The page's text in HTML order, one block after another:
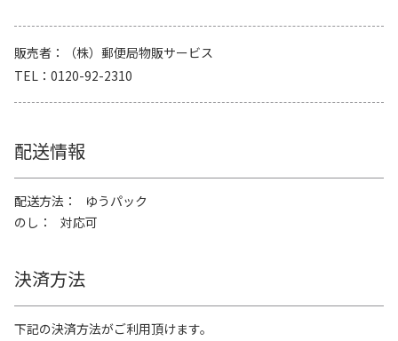
販売者
（株）郵便局物販サービス
TEL
0120-92-2310
配送情報
配送方法
ゆうパック
のし
対応可
決済方法
下記の決済方法がご利用頂けます。